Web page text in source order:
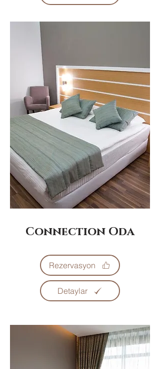
Connection Oda
Rezervasyon
Detaylar